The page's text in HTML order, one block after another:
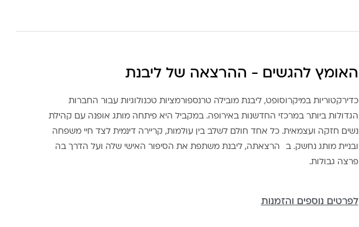
האומץ להגשים - ההרצאה של ליבנת
כדירקטוריות במיקרוסופט, ליבנת מובילה טרנספורמציות טכנולוגיות עבור החברות
הגדולות ביותר במרכזי החדשנות באירופה. במקביל היא פיתחה מותג אופנה עם קהילת
נשים חזקה ועצמאית. כל אחד חולם לשלב בין עולמות, קריירה דינמית לצד חיי משפחה
ובניית מותג נחשק. ב הרצאתה, ליבנת משתפת את הסיפור האישי שלה ועל הדרך בה
פרצה גבולות.
לפרטים נוספים והזמנות